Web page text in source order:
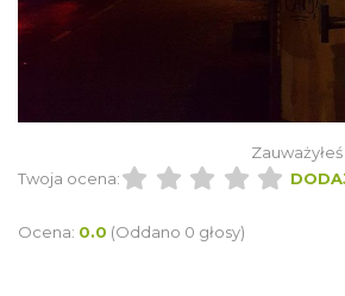
Twoja ocena:
Ocena: 0.0 (Oddano 0 głosy)